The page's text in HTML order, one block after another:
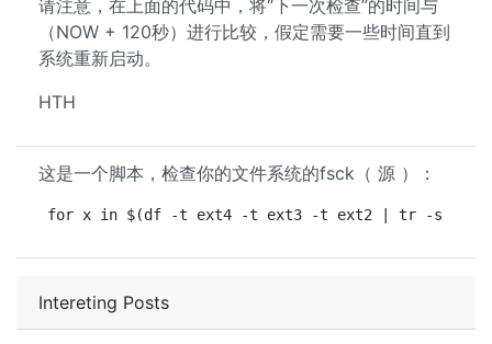
Intereting Posts
请注意，在上面的代码中，将“下一次检查”的时间与
（NOW + 120秒）进行比较，假定需要一些时间直到
系统重新启动。
HTH
这是一个脚本，检查你的文件系统的fsck（ 源 ）：
for x in $(df -t ext4 -t ext3 -t ext2 | tr -s ' ' |